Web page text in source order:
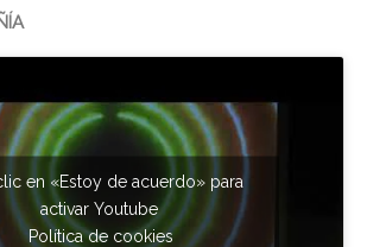
en «Estoy de acuerdo» para
activar Youtube
Política de cookies